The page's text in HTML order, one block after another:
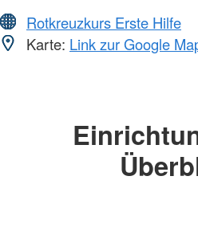
Rotkreuzkurs Erste Hilfe
Karte: Link zur Google